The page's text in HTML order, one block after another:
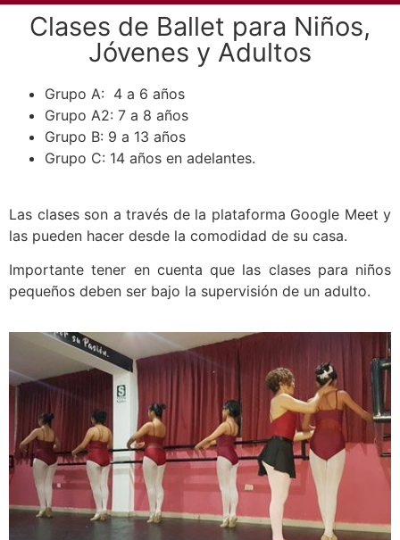
Clases de Ballet para Niños,
Jóvenes y Adultos
Grupo A: 4 a 6 años
Grupo A2: 7 a 8 años
Grupo B: 9 a 13 años
Grupo C: 14 años en adelantes.
Las clases son a través de la plataforma Google Meet y
las pueden hacer desde la comodidad de su casa.
Importante tener en cuenta que las clases para niños
pequeños deben ser bajo la supervisión de un adulto.